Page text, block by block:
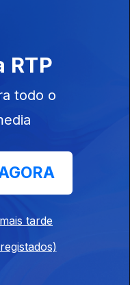
Ep. 12
RTP
todo o
tarde